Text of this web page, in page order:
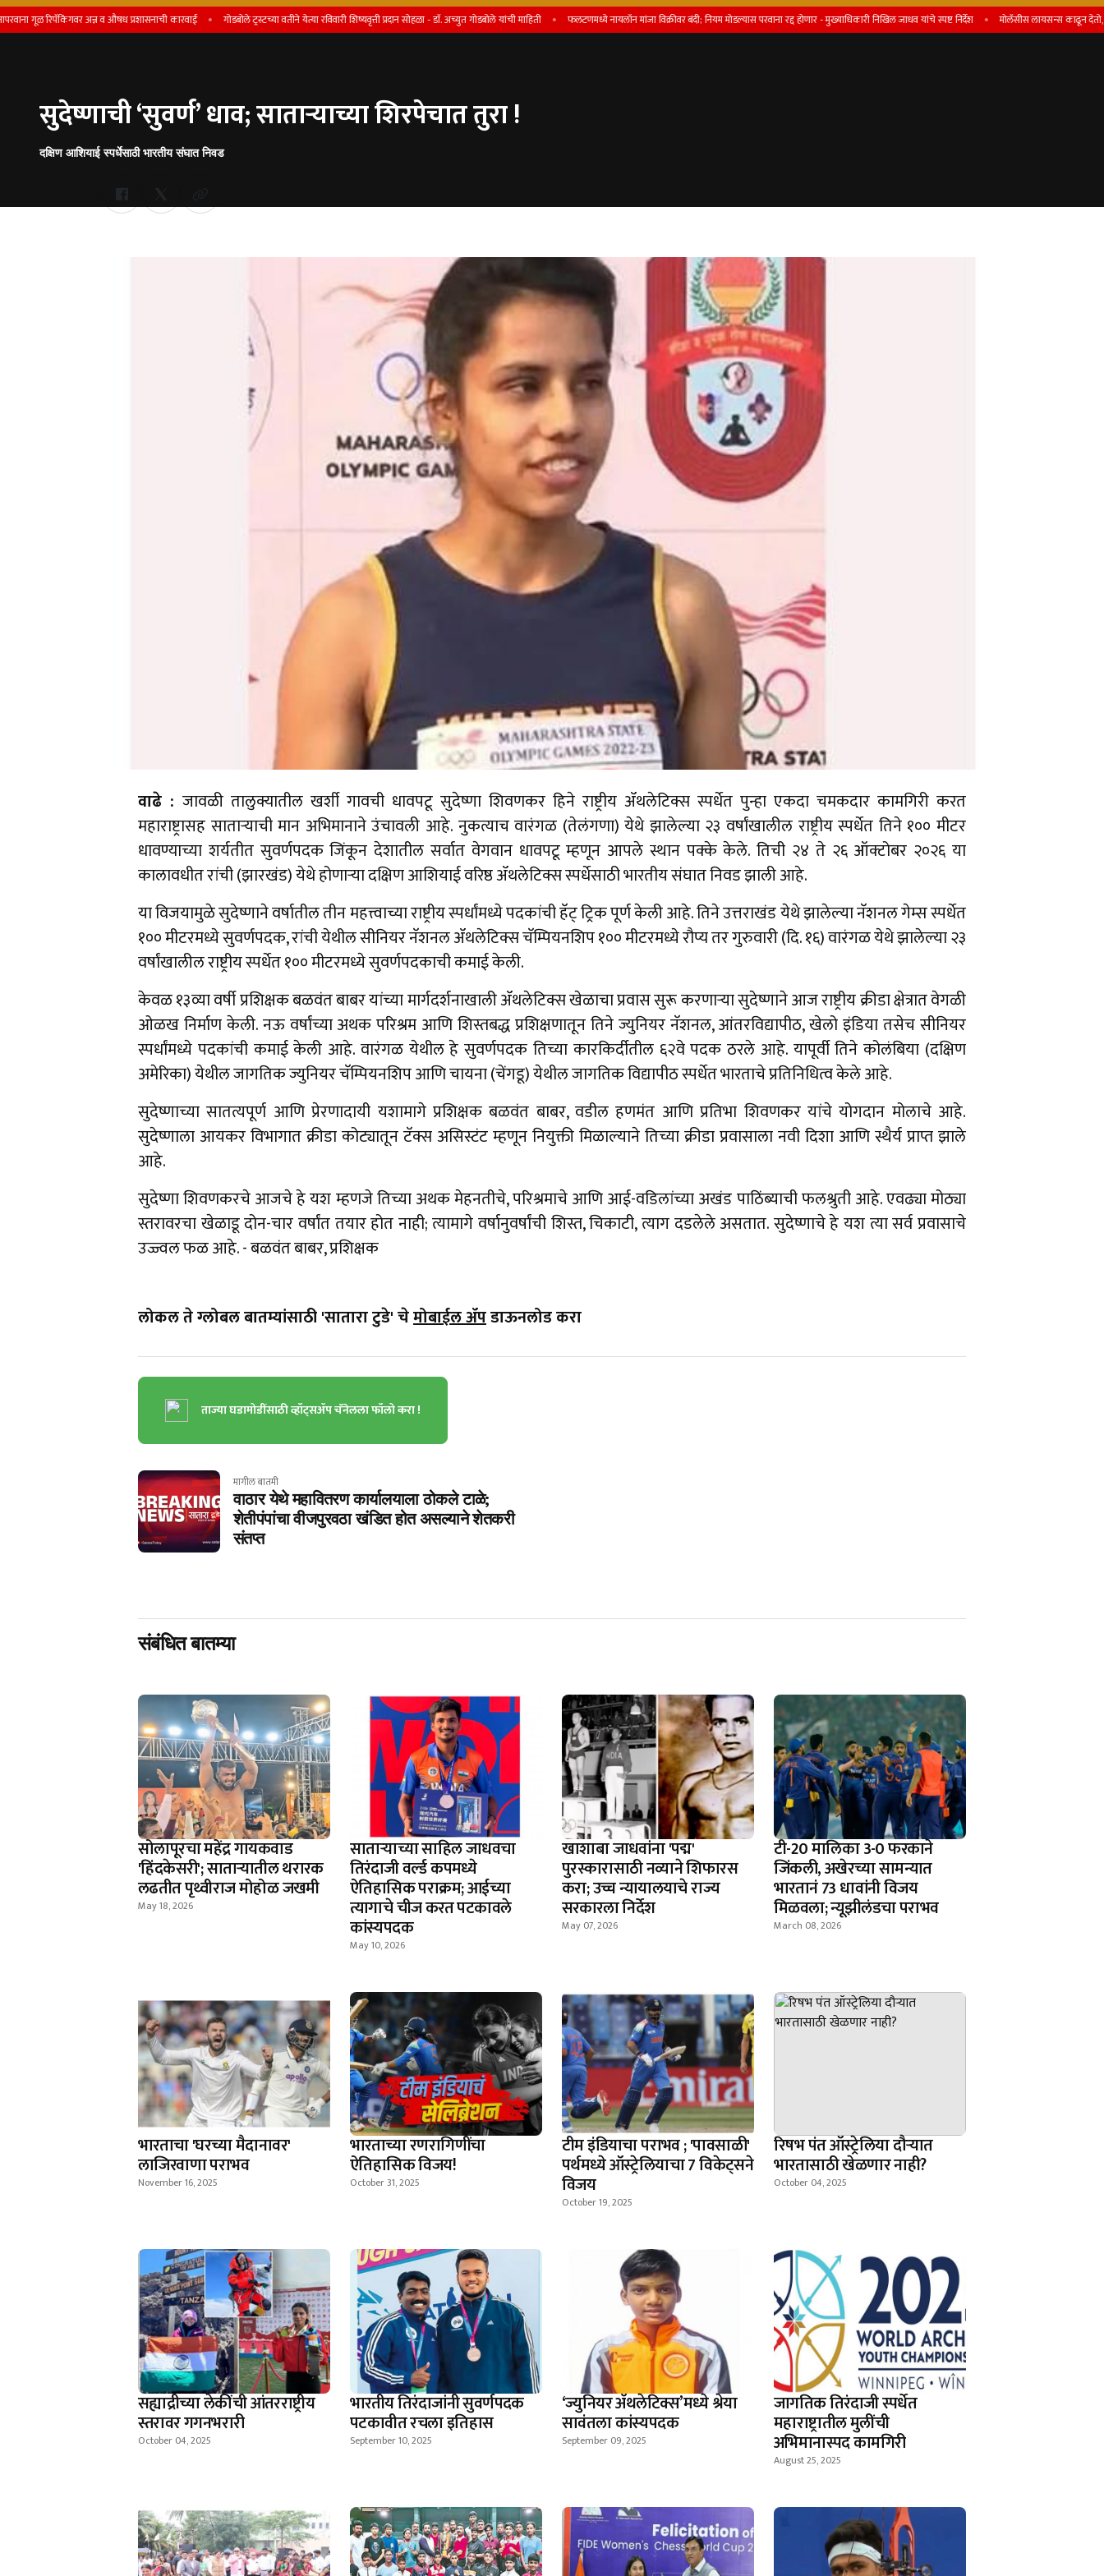
अन्न व औषध प्रशासनाची कारवाई गोडबोले ट्रस्टच्या वतीने येत्या रविवारी शिष्यवृत्ती प्रदान सोहळा - डाॅ. अच्युत गोडबोले यांची माहिती फलटणमध्ये नायलॉन मांजा विक्रीवर बंदी; नियम मोडल्यास परवाना रद्द होणार - मुख्याधिकारी निखिल जाधव यांचे स्पष्ट निर्देश माेलॅसीस लायसन्स काढून देतो, असे आमिष
सुदेष्णाची ‘सुवर्ण’ धाव; साताऱ्याच्या शिरपेचात तुरा !
दक्षिण आशियाई स्पर्धेसाठी भारतीय संघात निवड
वाढे : जावळी तालुक्यातील खर्शी गावची धावपटू सुदेष्णा शिवणकर हिने राष्ट्रीय ॲथलेटिक्स स्पर्धेत पुन्हा एकदा चमकदार कामगिरी करत
महाराष्ट्रासह साताऱ्याची मान अभिमानाने उंचावली आहे. नुकत्याच वारंगळ (तेलंगणा) येथे झालेल्या २३ वर्षांखालील राष्ट्रीय स्पर्धेत तिने १०० मीटर
धावण्याच्या शर्यतीत सुवर्णपदक जिंकून देशातील सर्वात वेगवान धावपटू म्हणून आपले स्थान पक्के केले. तिची २४ ते २६ ऑक्टोबर २०२६ या
कालावधीत रांची (झारखंड) येथे होणाऱ्या दक्षिण आशियाई वरिष्ठ ॲथलेटिक्स स्पर्धेसाठी भारतीय संघात निवड झाली आहे.
या विजयामुळे सुदेष्णाने वर्षातील तीन महत्त्वाच्या राष्ट्रीय स्पर्धांमध्ये पदकांची हॅट् ट्रिक पूर्ण केली आहे. तिने उत्तराखंड येथे झालेल्या नॅशनल गेम्स स्पर्धेत
१०० मीटरमध्ये सुवर्णपदक, रांची येथील सीनियर नॅशनल ॲथलेटिक्स चॅम्पियनशिप १०० मीटरमध्ये रौप्य तर गुरुवारी (दि. १६) वारंगळ येथे झालेल्या २३
वर्षांखालील राष्ट्रीय स्पर्धेत १०० मीटरमध्ये सुवर्णपदकाची कमाई केली.
केवळ १३व्या वर्षी प्रशिक्षक बळवंत बाबर यांच्या मार्गदर्शनाखाली ॲथलेटिक्स खेळाचा प्रवास सुरू करणाऱ्या सुदेष्णाने आज राष्ट्रीय क्रीडा क्षेत्रात वेगळी
ओळख निर्माण केली. नऊ वर्षांच्या अथक परिश्रम आणि शिस्तबद्ध प्रशिक्षणातून तिने ज्युनियर नॅशनल, आंतरविद्यापीठ, खेलो इंडिया तसेच सीनियर
स्पर्धांमध्ये पदकांची कमाई केली आहे. वारंगळ येथील हे सुवर्णपदक तिच्या कारकिर्दीतील ६२वे पदक ठरले आहे. यापूर्वी तिने कोलंबिया (दक्षिण
अमेरिका) येथील जागतिक ज्युनियर चॅम्पियनशिप आणि चायना (चेंगडू) येथील जागतिक विद्यापीठ स्पर्धेत भारताचे प्रतिनिधित्व केले आहे.
सुदेष्णाच्या सातत्यपूर्ण आणि प्रेरणादायी यशामागे प्रशिक्षक बळवंत बाबर, वडील हणमंत आणि प्रतिभा शिवणकर यांचे योगदान मोलाचे आहे.
सुदेष्णाला आयकर विभागात क्रीडा कोट्यातून टॅक्स असिस्टंट म्हणून नियुक्ती मिळाल्याने तिच्या क्रीडा प्रवासाला नवी दिशा आणि स्थैर्य प्राप्त झाले
आहे.
सुदेष्णा शिवणकरचे आजचे हे यश म्हणजे तिच्या अथक मेहनतीचे, परिश्रमाचे आणि आई-वडिलांच्या अखंड पाठिंब्याची फलश्रुती आहे. एवढ्या मोठ्या
स्तरावरचा खेळाडू दोन-चार वर्षांत तयार होत नाही; त्यामागे वर्षानुवर्षांची शिस्त, चिकाटी, त्याग दडलेले असतात. सुदेष्णाचे हे यश त्या सर्व प्रवासाचे
उज्ज्वल फळ आहे. - बळवंत बाबर, प्रशिक्षक
लोकल ते ग्लोबल बातम्यांसाठी 'सातारा टुडे' चेमोबाईल ॲपडाऊनलोड करा
ताज्या घडामोडींसाठी व्हॉट्सॲप चॅनेलला फॉलो करा !
मागील बातमी
वाठार येथे महावितरण कार्यालयाला ठोकले टाळे;
शेतीपंपांचा वीजपुरवठा खंडित होत असल्याने शेतकरी
संतप्त
संबंधित बातम्या
सोलापूरचा महेंद्र गायकवाड
'हिंदकेसरी'; सातार्‍यातील थरारक
लढतीत पृथ्वीराज मोहोळ जखमी
May 18, 2026
साताऱ्याच्या साहिल जाधवचा
तिरंदाजी वर्ल्ड कपमध्ये
ऐतिहासिक पराक्रम; आईच्या
त्यागाचे चीज करत पटकावले
कांस्यपदक
May 10, 2026
खाशाबा जाधवांना 'पद्म'
पुरस्कारासाठी नव्याने शिफारस
करा; उच्च न्यायालयाचे राज्य
सरकारला निर्देश
May 07, 2026
टी-20 मालिका 3-0 फरकाने
जिंकली, अखेरच्या सामन्यात
भारतानं 73 धावांनी विजय
मिळवला; न्यूझीलंडचा पराभव
March 08, 2026
भारताचा 'घरच्या मैदानावर'
लाजिरवाणा पराभव
November 16, 2025
भारताच्या रणरागिणींचा
ऐतिहासिक विजय!
October 31, 2025
टीम इंडियाचा पराभव ; 'पावसाळी'
पर्थमध्ये ऑस्ट्रेलियाचा 7 विकेट्सने
विजय
October 19, 2025
रिषभ पंत ऑस्ट्रेलिया दौऱ्यात
भारतासाठी खेळणार नाही?
October 04, 2025
सह्याद्रीच्या लेकींची आंतरराष्ट्रीय
स्तरावर गगनभरारी
October 04, 2025
भारतीय तिरंदाजांनी सुवर्णपदक
पटकावीत रचला इतिहास
September 10, 2025
‘ज्युनियर ॲथलेटिक्स’मध्ये श्रेया
सावंतला कांस्यपदक
September 09, 2025
जागतिक तिरंदाजी स्पर्धेत
महाराष्ट्रातील मुलींची
अभिमानास्पद कामगिरी
August 25, 2025